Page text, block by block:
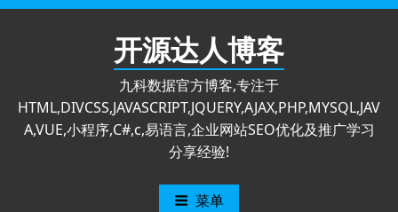
跳
开源达人博客
九科数据官方博客,专注于
HTML,DIVCSS,JAVASCRIPT,JQUERY,AJAX,PHP,MYSQL,JAV
A,VUE,小程序,C#,c,易语言,企业网站SEO优化及推广学习
分享经验!
菜单